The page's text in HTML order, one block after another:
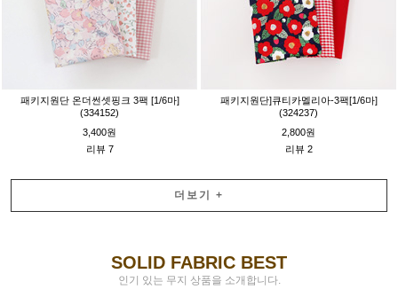
패키지원단 온더썬셋핑크 3팩 [1/6마]
(334152)
3,400원
리뷰 7
패키지원단]큐티카멜리아-3팩[1/6마]
(324237)
2,800원
리뷰 2
더보기 +
SOLID FABRIC BEST
인기 있는 무지 상품을 소개합니다.